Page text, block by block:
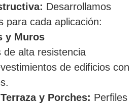
Desarrollamos
para cada aplicación:
y Muros
de alta resistencia
de edificios con
y Porches: Perfiles